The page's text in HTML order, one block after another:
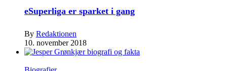
eSuperliga er sparket i gang
By Redaktionen
10. november 2018